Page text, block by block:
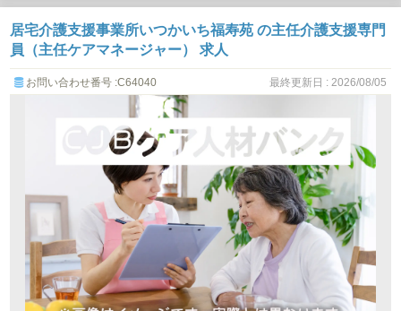
居宅介護支援事業所いつかいち福寿苑 の主任介護支援専門
員（主任ケアマネージャー） 求人
お問い合わせ番号 :C64040 最終更新日 : 2026/08/05